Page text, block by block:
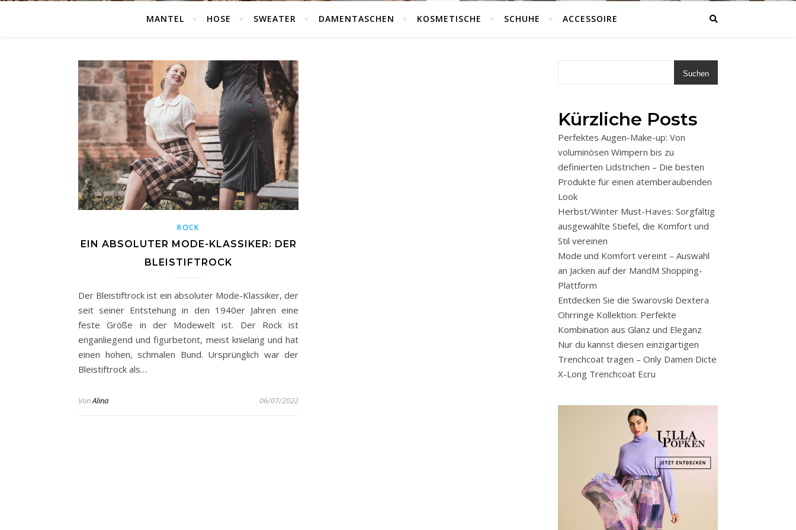
MANTEL HOSE SWEATER DAMENTASCHEN KOSMETISCHE SCHUHE ACCESSOIRE
ROCK
EIN ABSOLUTER MODE-KLASSIKER: DER
BLEISTIFTROCK
Der Bleistiftrock ist ein absoluter Mode-Klassiker, der
seit seiner Entstehung in den 1940er Jahren eine
feste Größe in der Modewelt ist. Der Rock ist
enganliegend und figurbetont, meist knielang und hat
einen hohen, schmalen Bund. Ursprünglich war der
Bleistiftrock als…
VonAlina 06/07/2022
Suchen
Kürzliche Posts
Perfektes Augen-Make-up: Von
voluminösen Wimpern bis zu
definierten Lidstrichen – Die besten
Produkte für einen atemberaubenden
Look
Herbst/Winter Must-Haves: Sorgfältig
ausgewählte Stiefel, die Komfort und
Stil vereinen
Mode und Komfort vereint – Auswahl
an Jacken auf der MandM Shopping-
Plattform
Entdecken Sie die Swarovski Dextera
Ohrringe Kollektion: Perfekte
Kombination aus Glanz und Eleganz
Nur du kannst diesen einzigartigen
Trenchcoat tragen – Only Damen Dicte
X-Long Trenchcoat Ecru